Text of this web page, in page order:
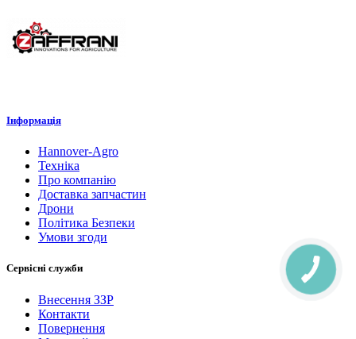
Інформація
Hannover-Agro
Техніка
Про компанію
Доставка запчастин
Дрони
Політика Безпеки
Умови згоди
Сервісні служби
Внесення ЗЗР
Контакти
Повернення